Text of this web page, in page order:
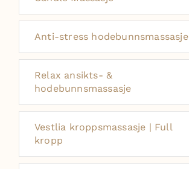
Anti-stress hodebunnsmassasje
Relax ansikts- &
hodebunnsmassasje
Vestlia kroppsmassasje | Full
kropp